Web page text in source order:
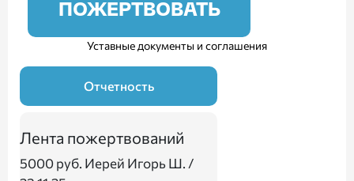
ПОЖЕРТВОВАТЬ
Уставные документы и соглашения
Отчетность
Лента пожертвований
5000 руб. Иерей Игорь Ш. /